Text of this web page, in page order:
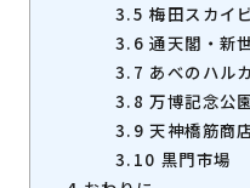
3.5 梅田スカイ
3.6 通天閣・新
3.7 あべのハル
3.8 万博記念公
3.9 天神橋筋商
3.10 黒門市場